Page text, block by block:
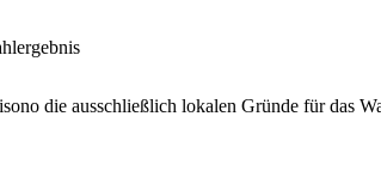
die ausschließlich lokalen Gründe für das